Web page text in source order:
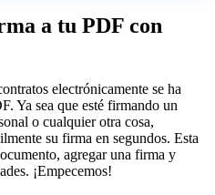
a tu PDF con
electrónicamente se ha
Ya sea que esté firmando un
o cualquier otra cosa,
su firma en segundos. Esta
agregar una firma y
¡Empecemos!